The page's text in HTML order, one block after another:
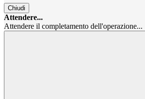
Chiudi
Attendere...
Attendere il completamento dell'operazione...